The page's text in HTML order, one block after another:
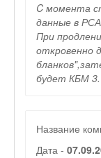
C момента
данные в
При
откровенно
будет КБМ 3.
Название
Дата -